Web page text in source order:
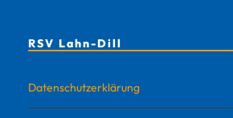
RSV Lahn-Dill
Datenschutzerklärung